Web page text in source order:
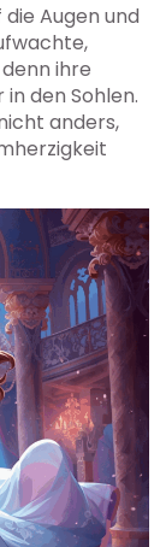
Augen und
ihre
den Sohlen.
anders,